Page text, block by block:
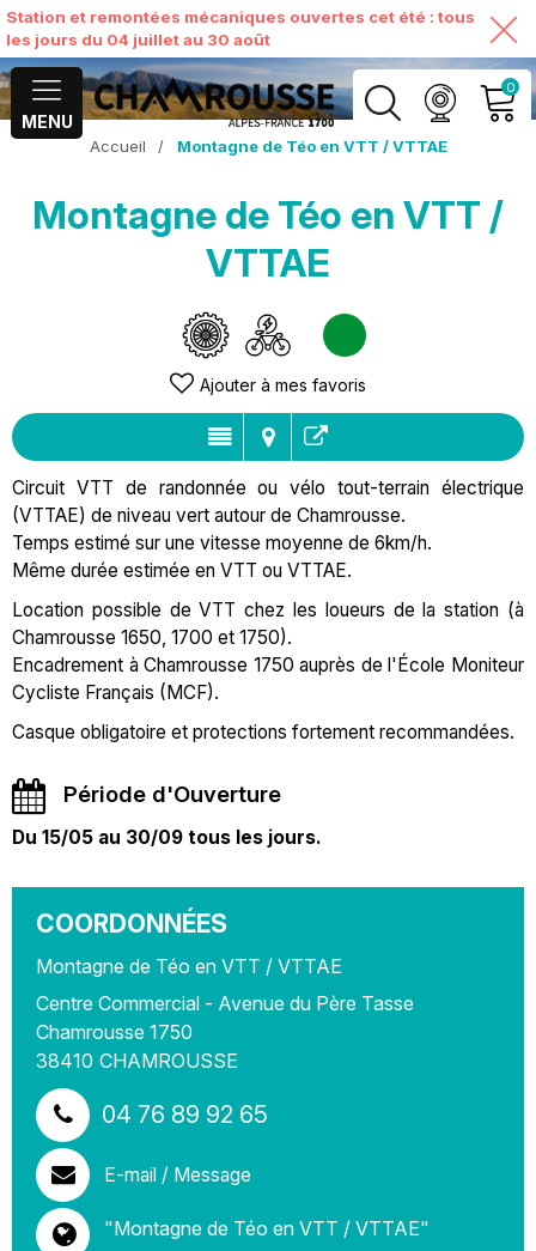
Station et remontées mécaniques ouvertes cet été : tous
les jours du 04 juillet au 30 août
MENU
0
MON COMPTE
VOIR MON PANIER
Accueil / Montagne de Téo en VTT / VTTAE
Montagne de Téo en VTT /
VTTAE
Ajouter à mes favoris
Circuit VTT de randonnée ou vélo tout-terrain électrique
(VTTAE) de niveau vert autour de Chamrousse.
Temps estimé sur une vitesse moyenne de 6km/h.
Même durée estimée en VTT ou VTTAE.
Location possible de VTT chez les loueurs de la station (à
Chamrousse 1650, 1700 et 1750).
Encadrement à Chamrousse 1750 auprès de l'École Moniteur
Cycliste Français (MCF).
Casque obligatoire et protections fortement recommandées.
Période d'Ouverture
Du 15/05 au 30/09 tous les jours.
COORDONNÉES
Montagne de Téo en VTT / VTTAE
Centre Commercial - Avenue du Père Tasse
Chamrousse 1750
38410 CHAMROUSSE
04 76 89 92 65
E-mail / Message
"Montagne de Téo en VTT / VTTAE"